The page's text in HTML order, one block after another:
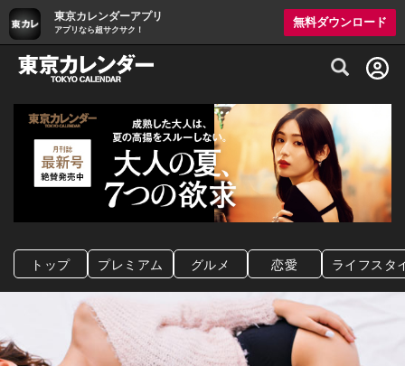
東京カレンダーアプリ
アプリなら超サクサク！
無料ダウンロード
グルメ情報・プレミアムレストラン予約
トップ プレミアム グルメ 恋愛 ライフスタ